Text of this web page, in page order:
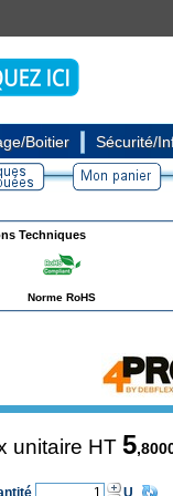
Boitier Sécurité/
Techniques
Norme RoHS
unitaire HT 5
U